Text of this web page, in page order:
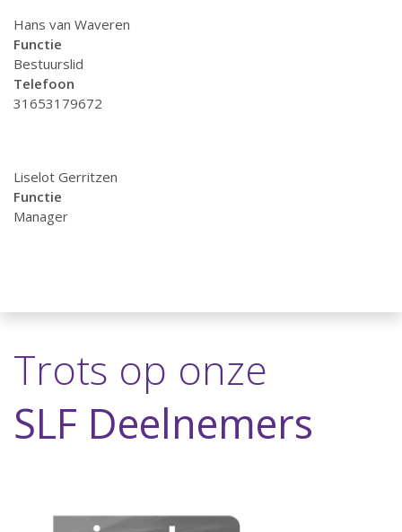
Hans van Waveren
Functie
Bestuurslid
Telefoon
31653179672
Liselot Gerritzen
Functie
Manager
Trots op onze
SLF Deelnemers